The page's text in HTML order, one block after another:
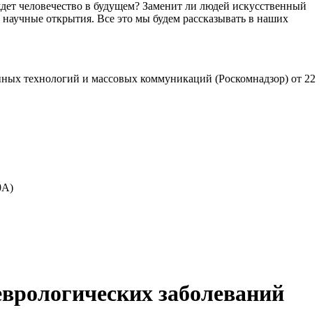
человечество в будущем? Заменит ли людей искусственный
открытия. Все это мы будем рассказывать в наших
технологий и массовых коммуникаций (Роскомнадзор) от 22
заболеваний